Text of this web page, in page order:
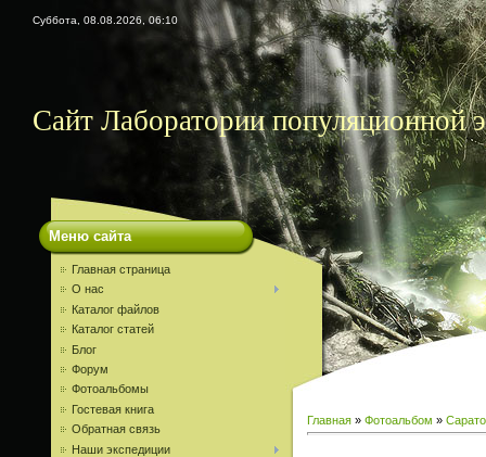
Суббота, 08.08.2026, 06:10
Сайт Лаборатории
Меню сайта
Главная страница
О нас
Каталог файлов
Каталог статей
Блог
Форум
Фотоальбомы
Гостевая книга
Обратная связь
Наши экспедиции
Главная » Фотоальбом »